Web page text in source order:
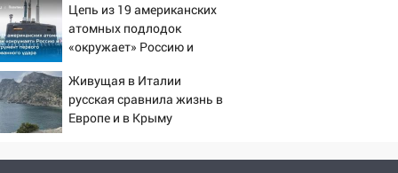
14:23
67% ульяновцев готовы
передумать увольняться, если им
повысят зарплату
14:01
Инсценировали ДТП и получили
более 4,6 миллиона рублей: перед
судом предстанет банда
Цепь из 19 американских
атомных подлодок
«окружает» Россию и
первого массированного
удара
Живущая в Италии
русская сравнила жизнь в
Европе и в Крыму